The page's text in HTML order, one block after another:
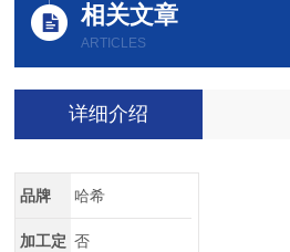
相关文章
ARTICLES
详细介绍
品牌 哈希
加工定 否